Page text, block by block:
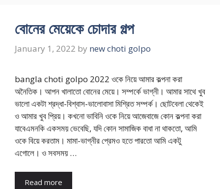
বোনের মেয়েকে চোদার গল্প
January 1, 2022 by new choti golpo
bangla choti golpo 2022 ওকে নিয়ে আমার কল্পনা করা
অনৈতিক। আপন খালাতো বোনের মেয়ে। সম্পর্কে ভাগ্নী। আমার সাথে খুব
ভালো একটা শ্রদ্ধা-বিশ্বাস-ভালোবাসা মিশ্রিত সম্পর্ক। ছোটবেলা থেকেই
ও আমার খুব প্রিয়। কখনো ভাবিনি ওকে নিয়ে আজেবাজে কোন কল্পনা করা
যাবেএমনকি একসময় ভেবেছি, যদি কোন সামাজিক বাধা না থাকতো, আমি
ওকে বিয়ে করতাম। মামা-ভাগ্নীর প্রেমও হতে পারতো আমি একটু
এগোলে। ও সবসময় …
Read more